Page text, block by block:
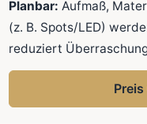
Planbar: Aufmaß,
(z. B. Spots/LED)
reduziert